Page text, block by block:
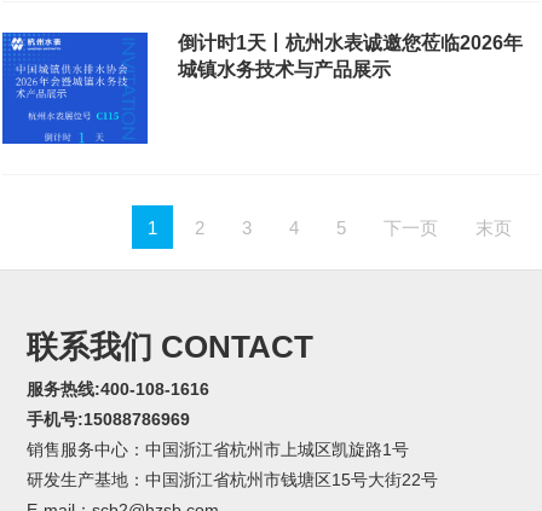
倒计时1天丨杭州水表诚邀您莅临2026年
城镇水务技术与产品展示
1 2 3 4 5 下一页 末页
联系我们 CONTACT
服务热线:400-108-1616
手机号:15088786969
销售服务中心：中国浙江省杭州市上城区凯旋路1号
研发生产基地：中国浙江省杭州市钱塘区15号大街22号